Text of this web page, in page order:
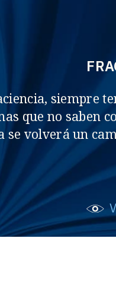
siempre
que no saben
se volverá un